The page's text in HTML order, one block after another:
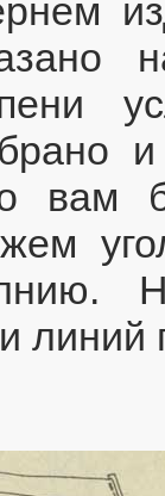
вам
линий